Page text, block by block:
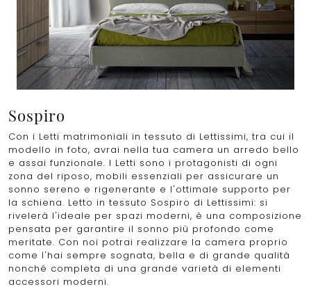
Sospiro
Con i Letti matrimoniali in tessuto di Lettissimi, tra cui il
modello in foto, avrai nella tua camera un arredo bello
e assai funzionale. I Letti sono i protagonisti di ogni
zona del riposo, mobili essenziali per assicurare un
sonno sereno e rigenerante e l'ottimale supporto per
la schiena. Letto in tessuto Sospiro di Lettissimi: si
rivelerà l'ideale per spazi moderni, è una composizione
pensata per garantire il sonno più profondo come
meritate. Con noi potrai realizzare la camera proprio
come l'hai sempre sognata, bella e di grande qualità
nonché completa di una grande varietà di elementi
accessori moderni.